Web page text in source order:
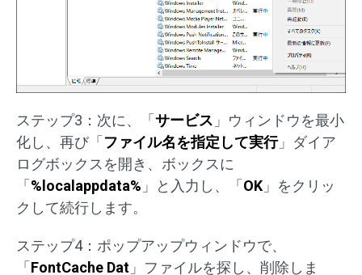
ステップ3：次に、「 サービス 」ウィンドウを最小
化し、再び「 ファイル名を指定して実行」ダイア
ログボックスを開き、ボックスに
「 %localappdata% 」と入力し、「 OK 」をクリッ
クして続行します。
ステップ4：ポップアップウィンドウで、
「 FontCache Dat 」ファイルを探し、削除しま